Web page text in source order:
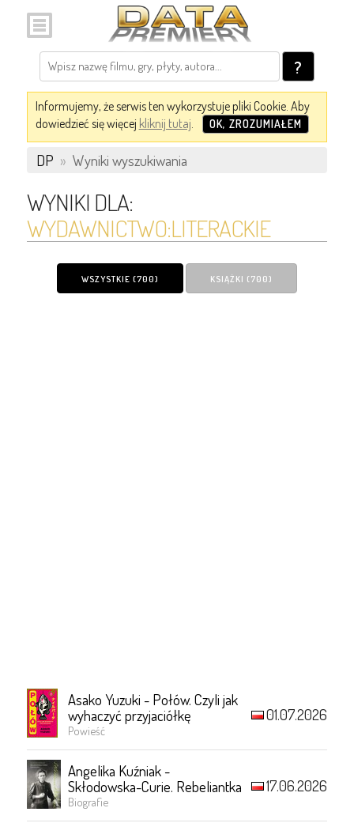
?
Informujemy, że serwis ten wykorzystuje pliki Cookie. Aby
dowiedzieć się więcej kliknij tutaj. OK, ZROZUMIAŁEM
DP » Wyniki wyszukiwania
WYNIKI DLA:
WYDAWNICTWO:LITERACKIE
WSZYSTKIE (700) KSIĄŻKI (700)
Asako Yuzuki - Połów. Czyli jak
wyhaczyć przyjaciółkę
Powieść
01.07.2026
Angelika Kuźniak -
Skłodowska-Curie. Rebeliantka
Biografie
17.06.2026